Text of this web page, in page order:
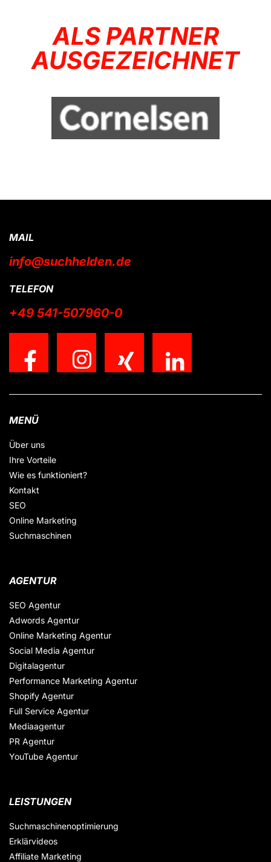
ALS PARTNER
AUSGEZEICHNET
MAIL
info@suchhelden.de
TELEFON
+49 541-507960-0
MENÜ
Über uns
Ihre Vorteile
Wie es funktioniert?
Kontakt
SEO
Online Marketing
Suchmaschinen
AGENTUR
SEO Agentur
Adwords Agentur
Online Marketing Agentur
Social Media Agentur
Digitalagentur
Performance Marketing Agentur
Shopify Agentur
Full Service Agentur
Mediaagentur
PR Agentur
YouTube Agentur
LEISTUNGEN
Suchmaschinenoptimierung
Erklärvideos
Affiliate Marketing